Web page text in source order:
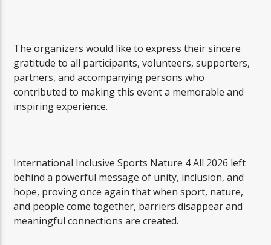
The organizers would like to express their sincere
gratitude to all participants, volunteers, supporters,
partners, and accompanying persons who
contributed to making this event a memorable and
inspiring experience.
International Inclusive Sports Nature 4 All 2026 left
behind a powerful message of unity, inclusion, and
hope, proving once again that when sport, nature,
and people come together, barriers disappear and
meaningful connections are created.